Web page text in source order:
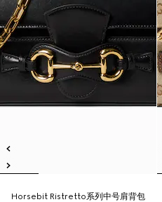
Horsebit Ristretto系列中号肩背包